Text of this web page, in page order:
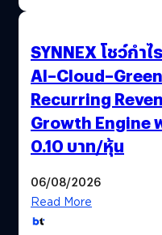
SYNNEX โชว์กำ
Recurring
Growth Engine
0.10 บาท/หุ้น
06/08/2026
Read More